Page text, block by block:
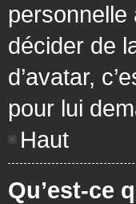
personnelle
décider de
d’avatar,
pour lui
Haut
Qu’est-ce